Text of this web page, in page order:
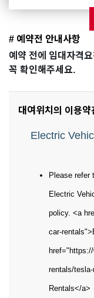
# 예약전 안내사항
예약 전에 임대자격
꼭 확인해주세요.
대여위치의 이용약
Electric
Please refer
Electric
policy. <a
car-
rentals/
Rentals</a>